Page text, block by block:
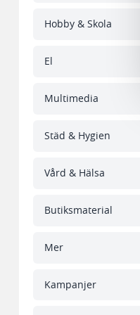
Hobby & Skola
El
Multimedia
Städ & Hygien
Vård & Hälsa
Butiksmaterial
Mer
Kampanjer